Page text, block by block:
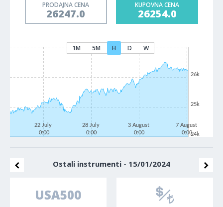
PRODAJNA CENA
26247.0
KUPOVNA CENA
26254.0
1M 5M H D W
22 July
0:00
28 July
0:00
3 August
0:00
7 August
0:0024k
25k
26k
Ostali instrumenti - 15/01/2024